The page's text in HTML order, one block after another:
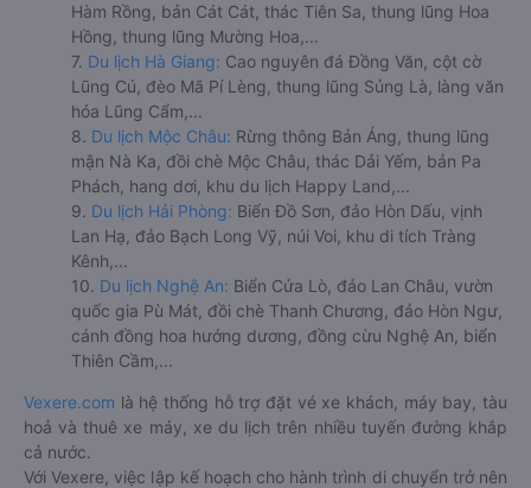
Hàm Rồng, bản Cát Cát, thác Tiên Sa, thung lũng Hoa
Hồng, thung lũng Mường Hoa,...
7. Du lịch Hà Giang: Cao nguyên đá Đồng Văn, cột cờ
Lũng Cú, đèo Mã Pí Lèng, thung lũng Sủng Là, làng văn
hóa Lũng Cẩm,...
8. Du lịch Mộc Châu: Rừng thông Bản Áng, thung lũng
mận Nà Ka, đồi chè Mộc Châu, thác Dải Yếm, bản Pa
Phách, hang dơi, khu du lịch Happy Land,...
9. Du lịch Hải Phòng: Biển Đồ Sơn, đảo Hòn Dấu, vịnh
Lan Hạ, đảo Bạch Long Vỹ, núi Voi, khu di tích Tràng
Kênh,...
10. Du lịch Nghệ An: Biển Cửa Lò, đảo Lan Châu, vườn
quốc gia Pù Mát, đồi chè Thanh Chương, đảo Hòn Ngư,
cánh đồng hoa hướng dương, đồng cừu Nghệ An, biển
Thiên Cầm,...
Vexere.com là hệ thống hỗ trợ đặt vé xe khách, máy bay, tàu
hoả và thuê xe máy, xe du lịch trên nhiều tuyến đường khắp
cả nước.
Với Vexere, việc lập kế hoạch cho hành trình di chuyển trở nên